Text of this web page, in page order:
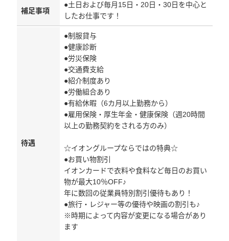
補足事項
●土日および毎月15日・20日・30日を中心と
したお仕事です！
待遇
●制服貸与
●健康診断
●労災保険
●交通費支給
●紹介制度あり
●労働組合あり
●有給休暇（6カ月以上勤務から）
●雇用保険・厚生年金・健康保険（週20時間
以上の勤務契約をされる方のみ）
☆イオングループならではの特典☆
●お買い物割引
イオンカードで衣料や食料など毎日のお買い
物が最大10％OFF♪
年に数回の従業員特別割引優待もあり！
●旅行・レジャー等の優待や映画の割引も♪
※時期によって内容が変更になる場合があり
ます